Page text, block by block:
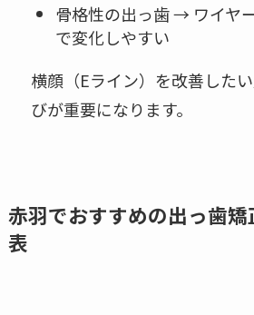
骨格性の出っ歯 → ワイヤ
で変化しやすい
横顔（Eライン）を改善した
びが重要になります。
赤羽でおすすめの出っ歯
表